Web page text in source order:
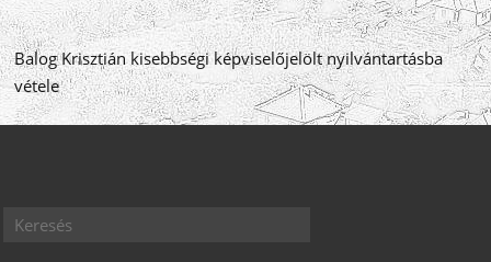
Balog Krisztián kisebbségi képviselőjelölt nyilvántartásba
vétele